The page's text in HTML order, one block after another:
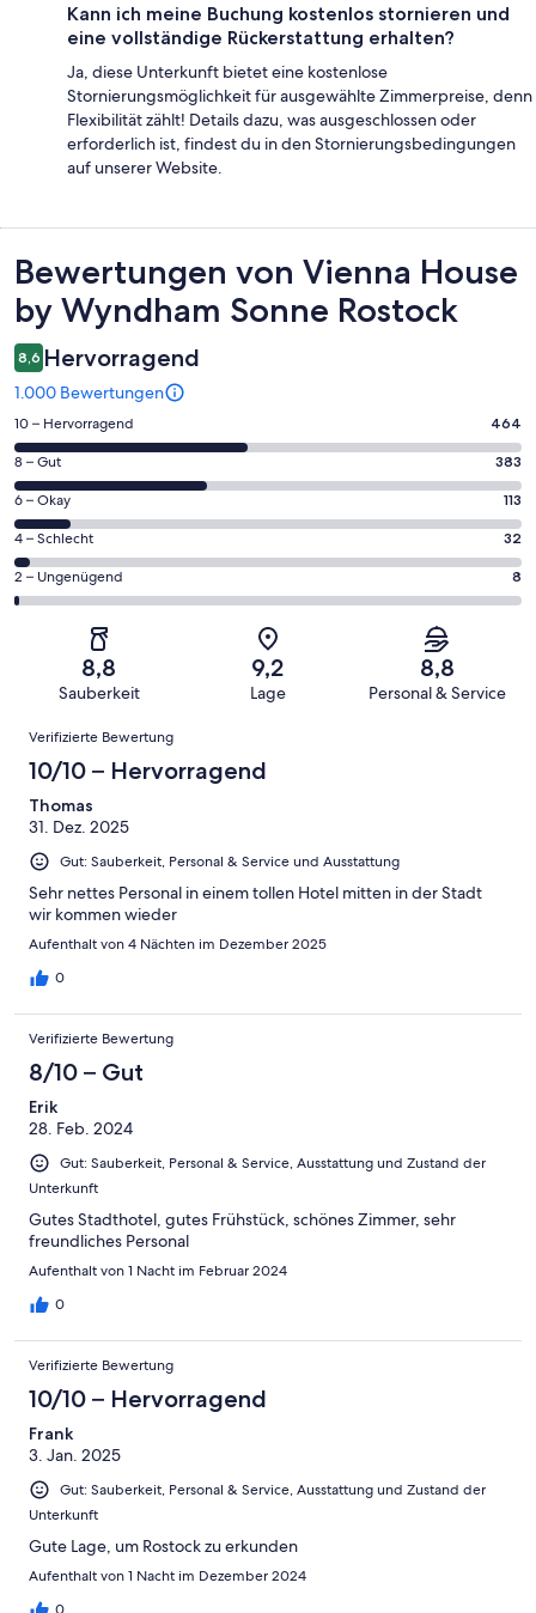
Kann ich meine Buchung kostenlos stornieren und
eine vollständige Rückerstattung erhalten?
Ja, diese Unterkunft bietet eine kostenlose
Stornierungsmöglichkeit für ausgewählte Zimmerpreise, denn
Flexibilität zählt! Details dazu, was ausgeschlossen oder
erforderlich ist, findest du in den Stornierungsbedingungen
auf unserer Website.
Bewertungen
Bewertungen von Vienna House
by Wyndham Sonne Rostock
8,6 Hervorragend
1.000 Bewertungen
464
von
insgesamt
1000
Gästebewertungen
haben
eine
Bewertung
Hervorragend
10 – Hervorragend 464
383
von
insgesamt
1000
Gästebewertungen
haben
Bewertung
Gut
8 – Gut 383
113
von
insgesamt
1000
Gästebewertungen
Bewertung
Okay
6 – Okay 113
32
von
insgesamt
Gästebewertungen
von
Schlecht
4 – Schlecht 32
8
von
insgesamt
Gästebewertungen
haben
eine
von
Ungenügend
2 – Ungenügend 8
8,8
Sauberkeit
9,2
Lage
8,8
Personal & Service
Bewertungen
Verifizierte Bewertung
10/10 – Hervorragend
Thomas
31. Dez. 2025
Gut: Sauberkeit, Personal & Service und Ausstattung
Sehr nettes Personal in einem tollen Hotel mitten in der Stadt
wir kommen wieder
Aufenthalt von 4 Nächten im Dezember 2025
0
Verifizierte Bewertung
8/10 – Gut
Erik
28. Feb. 2024
Gut: Sauberkeit, Personal & Service, Ausstattung und Zustand der
Unterkunft
Gutes Stadthotel, gutes Frühstück, schönes Zimmer, sehr
freundliches Personal
Aufenthalt von 1 Nacht im Februar 2024
0
Verifizierte Bewertung
10/10 – Hervorragend
Frank
3. Jan. 2025
Gut: Sauberkeit, Personal & Service, Ausstattung und Zustand der
Unterkunft
Gute Lage, um Rostock zu erkunden
Aufenthalt von 1 Nacht im Dezember 2024